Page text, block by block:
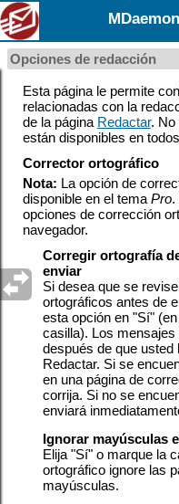
Opciones de redacción
Esta página le permite
relacionadas con la
de la página Redactar. No
están disponibles en
Corrector ortográfico
Nota: La opción de
disponible en el tema Pro.
opciones de corrección
navegador.
Corregir ortografía
enviar
Si desea que se
ortográficos antes de
esta opción en "Sí"
casilla). Los
después de que
Redactar. Si se
en una página de
corrija. Si no se
enviará
Ignorar mayúsculas
Elija "Sí" o marque la
ortográfico ignore las
mayúsculas.